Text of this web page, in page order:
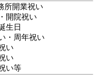
所開業祝い
開院祝い
生日
・周年祝い
い
い
い等